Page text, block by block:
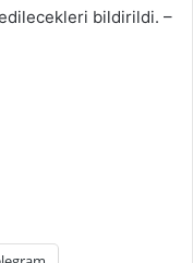
bildirildi. –